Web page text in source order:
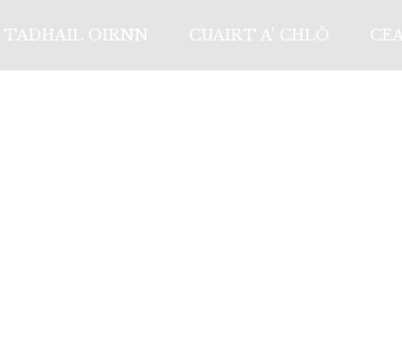
TADHAIL OIRNN CUAIRT A’ CHLÒ